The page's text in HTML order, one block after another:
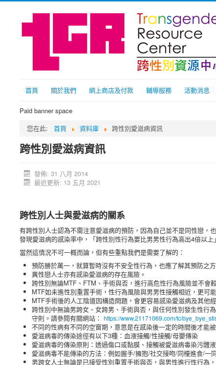
首頁 關於我們 網上商店及付款 輔導服務 活動消息
Paid banner space
您在此:
首頁 資料庫 跨性別愛滋病資訊
跨性別愛滋病資訊
發佈: 31 八月 2014
最近更新: 13 五月 2021
跨性別人士與愛滋病的關系
有跨性別人士認為不需注意愛滋病的預防，因為自己並不是同性戀，
發現愛滋病的感染率中，「跨性別性行為要比男男性行為高出4倍以上
當然這情況不可一概而論，但有些重點我們是需要了解的：
預防勝於萬一，就算暫時沒有不安全性行為，也應了解其預防之方
異性戀人士亦有感染愛滋病的存在風險。
跨性別無論MTF、FTM、手術與否，進行高危性行為風險並不會
MTF如未進性別重置手術，性行為風險與男男性接觸相近，更可
MTF手術後的人工陰道因構造問題，會更容易感染愛滋病及其他
跨性別中無論男跨女、女跨男、手術與否，與任何性別發生性行
守則。請參閱有關網站： https://www.21171069.com/tc/
不同的性病有不同的空窗期，意思是在感染後一定的時間後才能
愛滋病毒的傳染途徑有以下3種：血液接觸/性接觸/母嬰傳染
愛滋病毒的傳染原則：透過傷口或黏膜、接觸被愛滋病毒染污體
愛滋病毒不能傳染的方法：例如握手/擁抱/社交接吻/同檯進食/一
男跨女人士無論是已接受性別重置手術與否，與男性進行性行為